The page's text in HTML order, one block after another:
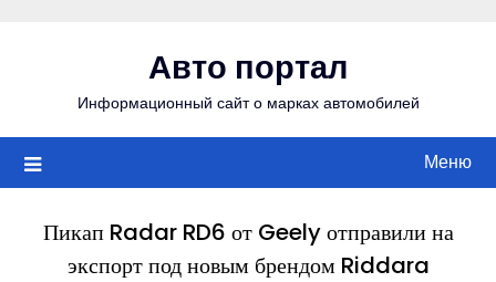
Авто портал
Информационный сайт о марках автомобилей
Меню
Пикап Radar RD6 от Geely отправили на
экспорт под новым брендом Riddara